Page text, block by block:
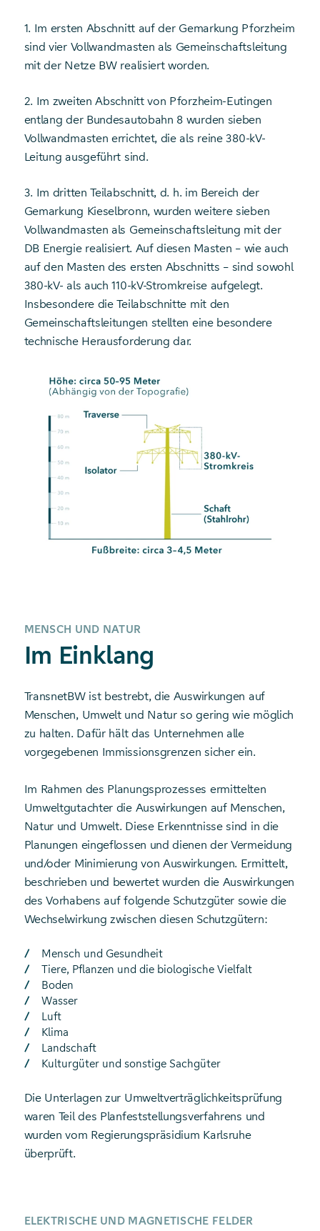
1. Im ersten Abschnitt auf der Gemarkung Pforzheim
sind vier Vollwandmasten als Gemeinschaftsleitung
mit der Netze BW realisiert worden.
2. Im zweiten Abschnitt von Pforzheim-Eutingen
entlang der Bundesautobahn 8 wurden sieben
Vollwandmasten errichtet, die als reine 380-kV-
Leitung ausgeführt sind.
3. Im dritten Teilabschnitt, d. h. im Bereich der
Gemarkung Kieselbronn, wurden weitere sieben
Vollwandmasten als Gemeinschaftsleitung mit der
DB Energie realisiert. Auf diesen Masten – wie auch
auf den Masten des ersten Abschnitts – sind sowohl
380-kV- als auch 110-kV-Stromkreise aufgelegt.
Insbesondere die Teilabschnitte mit den
Gemeinschaftsleitungen stellten eine besondere
technische Herausforderung dar.
MENSCH UND NATUR
Im Einklang
TransnetBW ist bestrebt, die Auswirkungen auf
Menschen, Umwelt und Natur so gering wie möglich
zu halten. Dafür hält das Unternehmen alle
vorgegebenen Immissions­grenzen sicher ein.
Im Rahmen des Planungsprozesses ermittelten
Umweltgutachter die Auswirkungen auf Menschen,
Natur und Umwelt. Diese Erkenntnisse sind in die
Planungen eingeflossen und dienen der Vermeidung
und/oder Minimierung von Auswirkungen. Ermittelt,
beschrieben und bewertet wurden die Auswirkungen
des Vorhabens auf folgende Schutzgüter sowie die
Wechselwirkung zwischen diesen Schutzgütern:
Mensch und Gesundheit
Tiere, Pflanzen und die biologische Vielfalt
Boden
Wasser
Luft
Klima
Landschaft
Kulturgüter und sonstige Sachgüter
Die Unterlagen zur Umwelt­verträglichkeitsprüfung
waren Teil des Planfeststellungs­verfahrens und
wurden vom Regierungspräsidium Karlsruhe
überprüft.
ELEKTRISCHE UND MAGNETISCHE FELDER